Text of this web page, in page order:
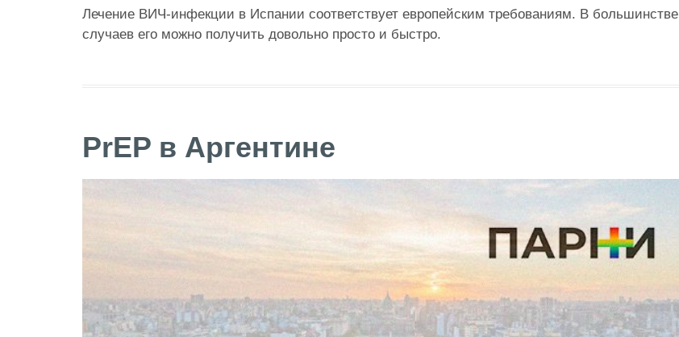
Лечение ВИЧ-инфекции в Испании соответствует европейским требованиям. В большинстве
случаев его можно получить довольно просто и быстро.
PrEP в Аргентине